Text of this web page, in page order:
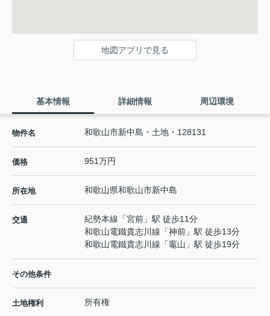
地図アプリで見る
基本情報 詳細情報 周辺環境
物件名 和歌山市新中島・土地・128131
価格 951万円
所在地 和歌山県和歌山市新中島
交通 紀勢本線 「宮前 」駅 徒歩11分
和歌山電鐵貴志川線 「神前 」駅 徒歩13分
和歌山電鐵貴志川線 「竈山 」駅 徒歩19分
その他条件
土地権利 所有権